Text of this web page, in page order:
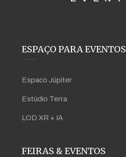
ESPAÇO PARA EVENTOS
Espaco Júpiter
Estúdio Terra
LOD XR + IA
FEIRAS & EVENTOS